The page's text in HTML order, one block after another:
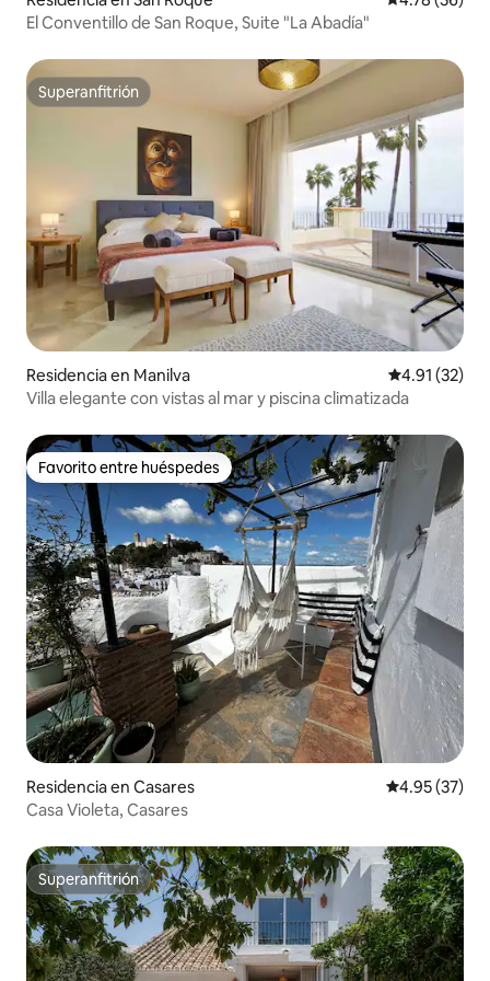
El Conventillo de San Roque, Suite "La Abadía"
Superanfitrión
Superanfitrión
Residencia en Manilva Calificación
4.91 (32)
Villa elegante con vistas al mar y piscina climatizada
Favorito entre huéspedes
Favorito entre huéspedes
Residencia en Casares Calificación
4.95 (37)
Casa Violeta, Casares
Superanfitrión
Superanfitrión